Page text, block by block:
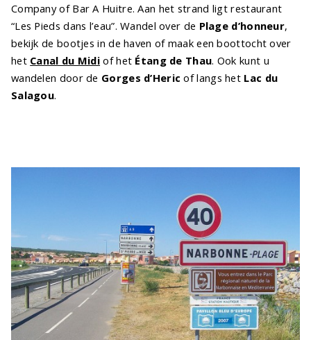
Company of Bar A Huitre. Aan het strand ligt restaurant
“Les Pieds dans l’eau”. Wandel over de Plage d’honneur,
bekijk de bootjes in de haven of maak een boottocht over
het Canal du Midi of het Étang de Thau. Ook kunt u
wandelen door de Gorges d’Heric of langs het Lac du
Salagou.